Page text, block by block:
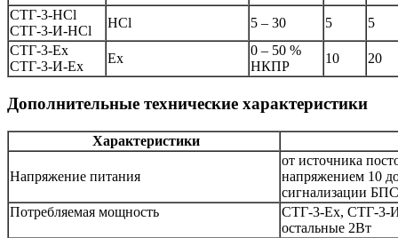
СТГ-3-HCl
СТГ-3-И-HCl
HCl 5 – 30 5
5
СТГ-3-Eх
СТГ-3-И-Eх
Eх
0 – 50 %
НКПР
10 20
Дополнительные технические характеристики
Характеристики
Напряжение питания
от источника
напряжением 10
сигнализации
Потребляемая мощность
СТГ-3-Ех, СТГ-3-
остальные 2Вт